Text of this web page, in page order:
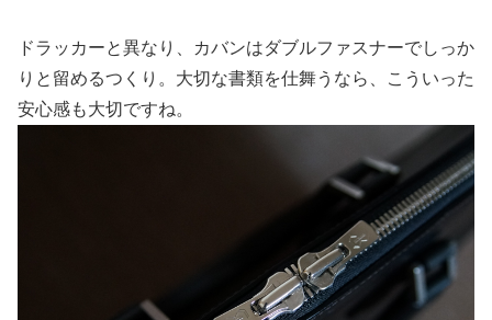
ドラッカーと異なり、カバンはダブルファスナーでしっか
りと留めるつくり。大切な書類を仕舞うなら、こういった
安心感も大切ですね。